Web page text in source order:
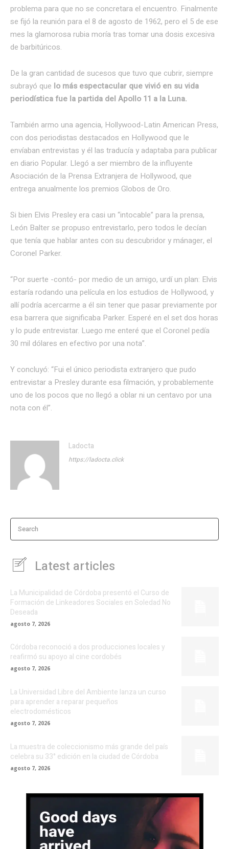
problema para que no se concretara el encuentro. Finalmente
se fijó la reunión para el 8 de agosto de 1962, pero el 5 de ese
mes la glamorosa rubia moría tras tomar una dosis excesiva
de barbitúricos.
De la gran cantidad de sucesos que tuvo que cubrir, siempre
subrayó que lo más espectacular que vivió en su vida
periodística fue la partida del Apollo 11 a la Luna.
También armo una agencia, Hollywood-Latin American Press,
con dos periodistas destacados en Hollywood que le
envíaban entrevistas y él las traducía y adaptaba para publicar
en diario Popular. Llegó a ser miembro de la influyente
Asociación de la Prensa Extranjera de Hollywood, que
entrega anualmente los premios Globos de Oro.
Si bien Elvis Presley era casi un “intocable” para la prensa,
León Balter se propuso entrevistarlo, pero todos le decían
que tenía que hablar antes con su descubridor y mánager, el
Coronel Parker.
“Por suerte -contó- por medio de un amigo, urdí un plan: Elvis
estaría rodando una película en los estudios de Hollywood, y
allí podría acercarme a él sin tener que pasar previamente por
esa barrera que significaba Parker. Esperé en el set dos horas
y lo pude entrevistar. Luego me enteré que el Coronel pedía
30 mil dólares en efectivo por una nota”.
Y concluyó: “Fui el único periodista extranjero que pudo
entrevistar a Presley durante esa filmación, y probablemente
uno de los pocos que no llegó a oblar ni un centavo por una
nota con él”.
Ladocta
https://ladocta.click
Search
Latest articles
La Municipalidad de Córdoba presentó el Curso de
Formación de Linkeadores Sociales en Soledad No
Deseada
agosto 7, 2026
Córdoba reconoció a dos producciones locales y
reafirmó su apoyo al cine cordobés
agosto 7, 2026
La Universidad Libre del Ambiente lanza un curso
para aprender a reparar pequeños
electrodomésticos
agosto 7, 2026
La muestra de coleccionismo más grande del país
celebra su 33° edición en la ciudad de Córdoba
agosto 7, 2026